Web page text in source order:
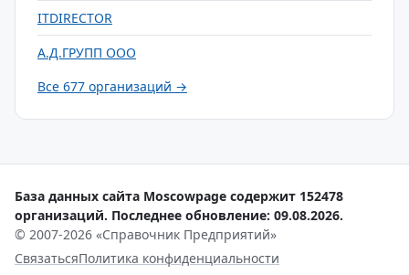
ITDIRECTOR
А.Д.ГРУПП ООО
Все 677 организаций →
База данных сайта Moscowpage содержит 152478
организаций. Последнее обновление: 09.08.2026.
© 2007-2026 «Справочник Предприятий»
СвязатьсяПолитика конфиденциальности